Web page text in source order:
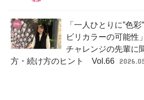
「一人ひとりに”色
ビリカラーの可能
チャレンジの先輩に
方・続け方のヒント Vol.66